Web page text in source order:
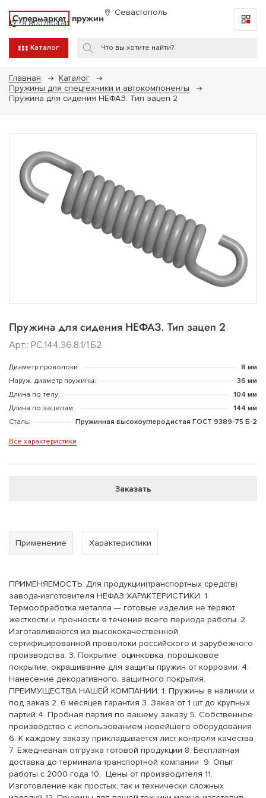
Супермаркет пружин Севастополь
8 8007004741
Каталог
Главная
Каталог
Пружины для спецтехники и автокомпоненты
Пружина для сидения НЕФАЗ. Тип зацеп 2
Пружина для сидения НЕФАЗ. Тип зацеп 2
Арт.: РС.144.36.8.1/1.Б2
Диаметр проволоки:
8 мм
Наруж. диаметр пружины:
36 мм
Длина по телу:
104 мм
Длина по зацепам:
144 мм
Сталь:
Пружинная высокоуглеродистая ГОСТ 9389-75 Б-2
Все характеристики
Заказать
Применение Характеристики
ПРИМЕНЯЕМОСТЬ: Для продукции(транспортных средств)
завода-изготовителя НЕФАЗ ХАРАКТЕРИСТИКИ: 1.
Термообработка металла — готовые изделия не теряют
жесткости и прочности в течение всего периода работы. 2.
Изготавливаются из высококачественной
сертифицированной проволоки российского и зарубежного
производства. 3. Покрытие: оцинковка, порошковое
покрытие, окрашивание для защиты пружин от коррозии. 4.
Нанесение декоративного, защитного покрытия.
ПРЕИМУЩЕСТВА НАШЕЙ КОМПАНИИ: 1. Пружины в наличии и
под заказ 2. 6 месяцев гарантия 3. Заказ от 1 шт до крупных
партий 4. Пробная партия по вашему заказу 5. Собственное
производство с использованием новейшего оборудования
6. К каждому заказу прикладывается лист контроля качества
7. Ежедневная отгрузка готовой продукции 8. Бесплатная
доставка до терминала транспортной компании 9. Опыт
работы с 2000 года 10. Цены от производителя 11.
Изготовление как простых, так и технически сложных